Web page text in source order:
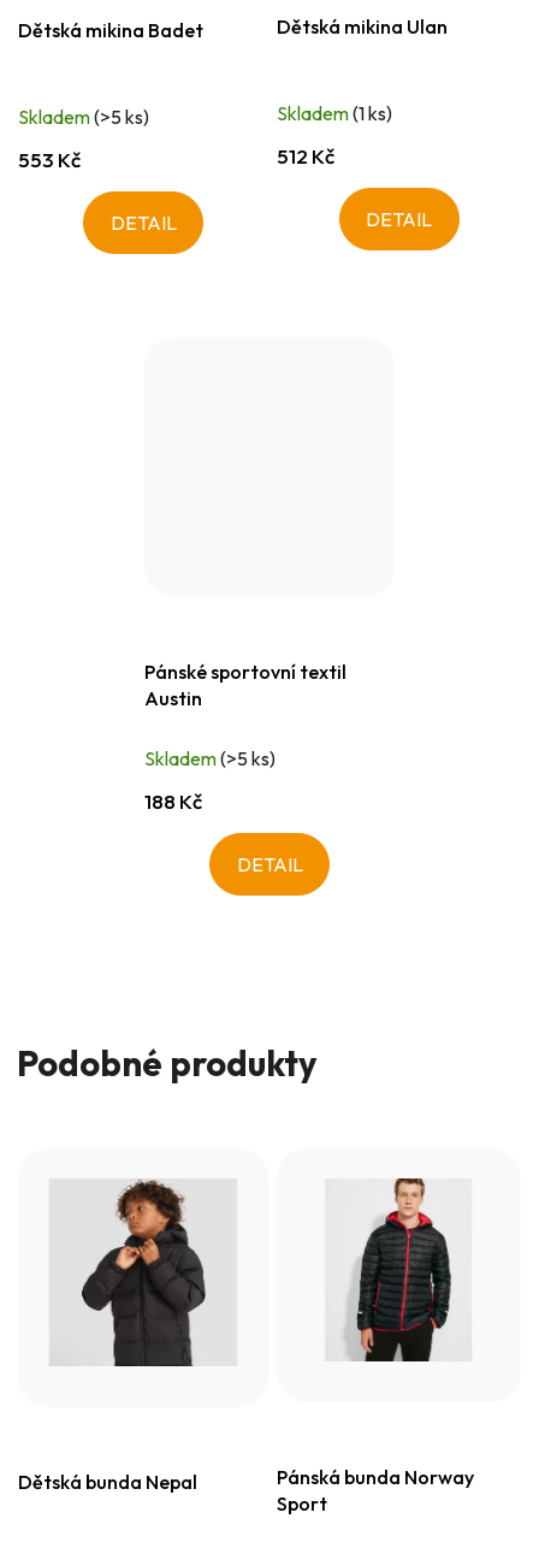
Dětská mikina Badet
Skladem(>5 ks)
553 Kč
DETAIL
Dětská mikina Ulan
Skladem(1 ks)
512 Kč
DETAIL
Pánské sportovní textil
Austin
Skladem(>5 ks)
188 Kč
DETAIL
Podobné produkty
Dětská bunda Nepal
Pánská bunda Norway
Sport